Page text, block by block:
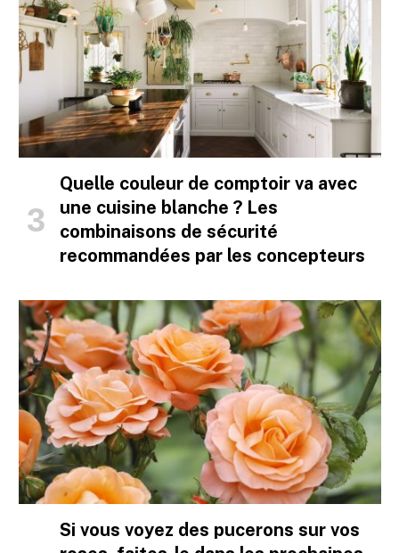
Quelle couleur de comptoir va avec
une cuisine blanche ? Les
combinaisons de sécurité
recommandées par les concepteurs
Si vous voyez des pucerons sur vos